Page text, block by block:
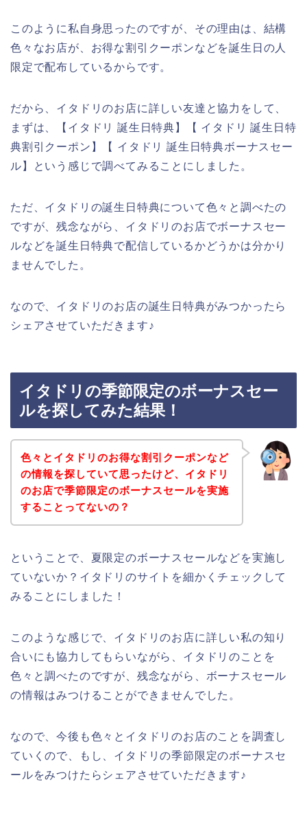
このように私自身思ったのですが、その理由は、結構
色々なお店が、お得な割引クーポンなどを誕生日の人
限定で配布しているからです。
だから、イタドリのお店に詳しい友達と協力をして、
まずは、【イタドリ 誕生日特典】【 イタドリ 誕生日特
典割引クーポン】【 イタドリ 誕生日特典ボーナスセー
ル】という感じで調べてみることにしました。
ただ、イタドリの誕生日特典について色々と調べたの
ですが、残念ながら、イタドリのお店でボーナスセー
ルなどを誕生日特典で配信しているかどうかは分かり
ませんでした。
なので、イタドリのお店の誕生日特典がみつかったら
シェアさせていただきます♪
イタドリの季節限定のボーナスセー
ルを探してみた結果！
色々とイタドリのお得な割引クーポンなど
の情報を探していて思ったけど、イタドリ
のお店で季節限定のボーナスセールを実施
することってないの？
ということで、夏限定のボーナスセールなどを実施し
ていないか？イタドリのサイトを細かくチェックして
みることにしました！
このような感じで、イタドリのお店に詳しい私の知り
合いにも協力してもらいながら、イタドリのことを
色々と調べたのですが、残念ながら、ボーナスセール
の情報はみつけることができませんでした。
なので、今後も色々とイタドリのお店のことを調査し
ていくので、もし、イタドリの季節限定のボーナスセ
ールをみつけたらシェアさせていただきます♪